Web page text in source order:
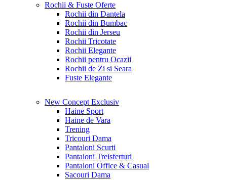
Rochii & Fuste Oferte
Rochii din Dantela
Rochii din Bumbac
Rochii din Jerseu
Rochii Tricotate
Rochii Elegante
Rochii pentru Ocazii
Rochii de Zi si Seara
Fuste Elegante
New Concept Exclusiv
Haine Sport
Haine de Vara
Trening
Tricouri Dama
Pantaloni Scurti
Pantaloni Treisferturi
Pantaloni Office & Casual
Sacouri Dama